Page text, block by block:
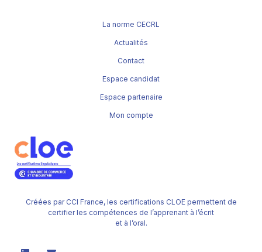
Créées par CCI France, les certifications CLOE permettent de
certifier les compétences de l’apprenant à l’écrit
et à l’oral.
La norme CECRL
Actualités
Contact
Espace candidat
Espace partenaire
Mon compte